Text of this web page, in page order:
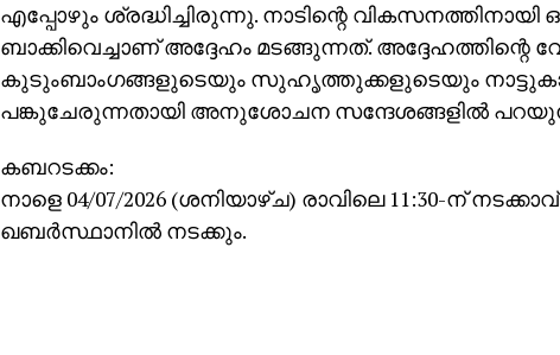
എപ്പോഴും ശ്രദ്ധിച്ചിരുന്നു. നാടിന്റെ വികസനത്തിനായി
ബാക്കിവെച്ചാണ് അദ്ദേഹം മടങ്ങുന്നത്. അദ്ദേഹത്തിന്റെ
കുടുംബാംഗങ്ങളുടെയും സുഹൃത്തുക്കളുടെയും
പങ്കുചേരുന്നതായി അനുശോചന സന്ദേശങ്ങളില്‍
കബറടക്കം:
നാളെ 04/07/2026 (ശനിയാഴ്ച) രാവിലെ 11:30-ന്
ഖബര്‍സ്ഥാനില്‍ നടക്കും.